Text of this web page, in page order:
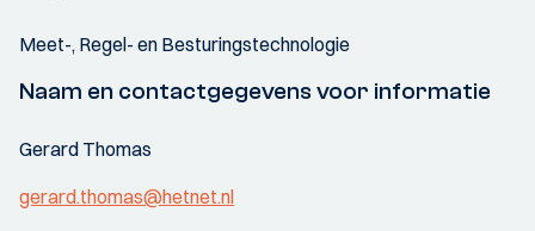
Meet-, Regel- en Besturingstechnologie
Naam en contactgegevens voor informatie
Gerard Thomas
gerard.thomas@hetnet.nl